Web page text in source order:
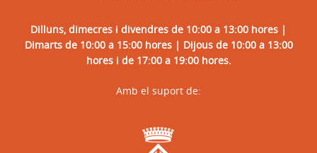
Dilluns, dimecres i divendres de 10:00 a 13:00 hores |
Dimarts de 10:00 a 15:00 hores | Dijous de 10:00 a 13:00
hores i de 17:00 a 19:00 hores.
Amb el suport de: